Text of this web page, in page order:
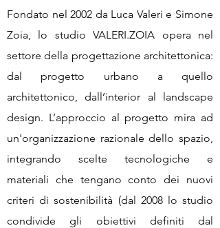
Fondato nel 2002 da Luca Valeri e Simone
Zoia, lo studio VALERI.ZOIA opera nel
settore della progettazione architettonica:
dal progetto urbano a quello
architettonico, dall’interior al landscape
design. L’approccio al progetto mira ad
un'organizzazione razionale dello spazio,
integrando scelte tecnologiche e
materiali che tengano conto dei nuovi
criteri di sostenibilità (dal 2008 lo studio
condivide gli obiettivi definiti dal